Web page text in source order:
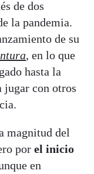
de dos
la pandemia.
de su
, en lo que
hasta la
jugar con otros
magnitud del
por el inicio
en